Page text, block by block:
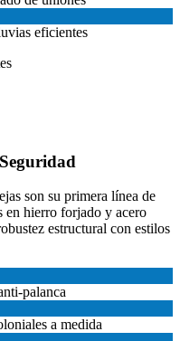
eficientes
son su primera línea de
en hierro forjado y acero
estructural con estilos
palanca
a medida